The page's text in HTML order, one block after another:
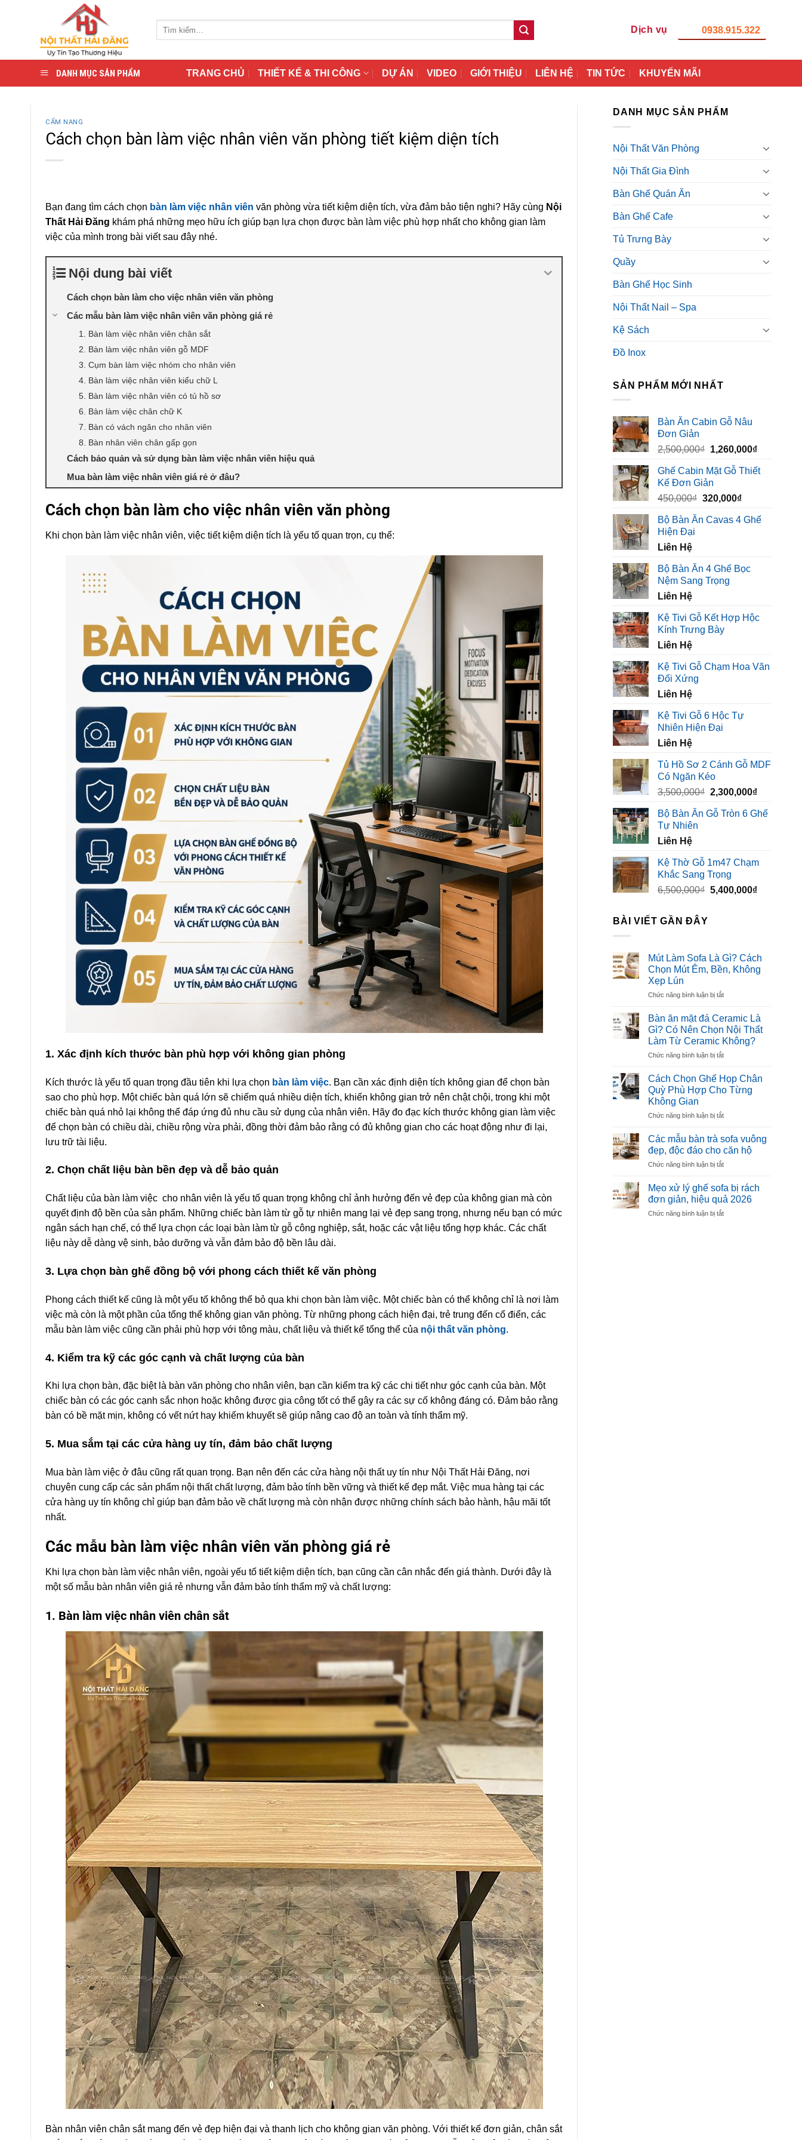
Dịch vụ 0938.915.322
DANH MỤC SẢN PHẨM TRANG CHỦ THIẾT KẾ & THI CÔNG DỰ ÁN VIDEO GIỚI THIỆU LIÊN HỆ TIN TỨC KHUYẾN MÃI
CẨM NANG
Cách chọn bàn làm việc nhân viên văn phòng tiết kiệm diện tích
Bạn đang tìm cách chọn bàn làm việc nhân viên văn phòng vừa tiết kiệm diện tích, vừa đảm bảo tiện nghi? Hãy cùng Nội
Thất Hải Đăng khám phá những mẹo hữu ích giúp bạn lựa chọn được bàn làm việc phù hợp nhất cho không gian làm
việc của mình trong bài viết sau đây nhé.
Nội dung bài viết
Cách chọn bàn làm cho việc nhân viên văn phòng
Các mẫu bàn làm việc nhân viên văn phòng giá rẻ
1. Bàn làm việc nhân viên chân sắt
2. Bàn làm việc nhân viên gỗ MDF
3. Cụm bàn làm việc nhóm cho nhân viên
4. Bàn làm việc nhân viên kiểu chữ L
5. Bàn làm việc nhân viên có tủ hồ sơ
6. Bàn làm việc chân chữ K
7. Bàn có vách ngăn cho nhân viên
8. Bàn nhân viên chân gấp gọn
Cách bảo quản và sử dụng bàn làm việc nhân viên hiệu quả
Mua bàn làm việc nhân viên giá rẻ ở đâu?
Cách chọn bàn làm cho việc nhân viên văn phòng
Khi chọn bàn làm việc nhân viên, việc tiết kiệm diện tích là yếu tố quan trọn, cụ thể:
1. Xác định kích thước bàn phù hợp với không gian phòng
Kích thước là yếu tố quan trọng đầu tiên khi lựa chọn bàn làm việc. Bạn cần xác định diện tích không gian để chọn bàn
sao cho phù hợp. Một chiếc bàn quá lớn sẽ chiếm quá nhiều diện tích, khiến không gian trở nên chật chội, trong khi một
chiếc bàn quá nhỏ lại không thể đáp ứng đủ nhu cầu sử dụng của nhân viên. Hãy đo đạc kích thước không gian làm việc
để chọn bàn có chiều dài, chiều rộng vừa phải, đồng thời đảm bảo rằng có đủ không gian cho các hoạt động như đi lại,
lưu trữ tài liệu.
2. Chọn chất liệu bàn bền đẹp và dễ bảo quản
Chất liệu của bàn làm việc cho nhân viên là yếu tố quan trọng không chỉ ảnh hưởng đến vẻ đẹp của không gian mà còn
quyết định độ bền của sản phẩm. Những chiếc bàn làm từ gỗ tự nhiên mang lại vẻ đẹp sang trọng, nhưng nếu bạn có mức
ngân sách hạn chế, có thể lựa chọn các loại bàn làm từ gỗ công nghiệp, sắt, hoặc các vật liệu tổng hợp khác. Các chất
liệu này dễ dàng vệ sinh, bảo dưỡng và vẫn đảm bảo độ bền lâu dài.
3. Lựa chọn bàn ghế đồng bộ với phong cách thiết kế văn phòng
Phong cách thiết kế cũng là một yếu tố không thể bỏ qua khi chọn bàn làm việc. Một chiếc bàn có thể không chỉ là nơi làm
việc mà còn là một phần của tổng thể không gian văn phòng. Từ những phong cách hiện đại, trẻ trung đến cổ điển, các
mẫu bàn làm việc cũng cần phải phù hợp với tông màu, chất liệu và thiết kế tổng thể của nội thất văn phòng.
4. Kiểm tra kỹ các góc cạnh và chất lượng của bàn
Khi lựa chọn bàn, đặc biệt là bàn văn phòng cho nhân viên, bạn cần kiểm tra kỹ các chi tiết như góc cạnh của bàn. Một
chiếc bàn có các góc cạnh sắc nhọn hoặc không được gia công tốt có thể gây ra các sự cố không đáng có. Đảm bảo rằng
bàn có bề mặt mịn, không có vết nứt hay khiếm khuyết sẽ giúp nâng cao độ an toàn và tính thẩm mỹ.
5. Mua sắm tại các cửa hàng uy tín, đảm bảo chất lượng
Mua bàn làm việc ở đâu cũng rất quan trọng. Bạn nên đến các cửa hàng nội thất uy tín như Nội Thất Hải Đăng, nơi
chuyên cung cấp các sản phẩm nội thất chất lượng, đảm bảo tính bền vững và thiết kế đẹp mắt. Việc mua hàng tại các
cửa hàng uy tín không chỉ giúp bạn đảm bảo về chất lượng mà còn nhận được những chính sách bảo hành, hậu mãi tốt
nhất.
Các mẫu bàn làm việc nhân viên văn phòng giá rẻ
Khi lựa chọn bàn làm việc nhân viên, ngoài yếu tố tiết kiệm diện tích, bạn cũng cần cân nhắc đến giá thành. Dưới đây là
một số mẫu bàn nhân viên giá rẻ nhưng vẫn đảm bảo tính thẩm mỹ và chất lượng:
1. Bàn làm việc nhân viên chân sắt
Bàn nhân viên chân sắt mang đến vẻ đẹp hiện đại và thanh lịch cho không gian văn phòng. Với thiết kế đơn giản, chân sắt
DANH MỤC SẢN PHẨM
Nội Thất Văn Phòng
Nội Thất Gia Đình
Bàn Ghế Quán Ăn
Bàn Ghế Cafe
Tủ Trưng Bày
Quầy
Bàn Ghế Học Sinh
Nội Thất Nail – Spa
Kệ Sách
Đồ Inox
SẢN PHẨM MỚI NHẤT
Bàn Ăn Cabin Gỗ Nâu
Đơn Giản
2,500,000₫ Giá
là:
2,500,000₫.
1,260,000₫Giá
tại
Ghế Cabin Mặt Gỗ Thiết
Kế Đơn Giản
450,000₫ Giá
là:
320,000₫Giá
tại
Bộ Bàn Ăn Cavas 4 Ghế
Hiện Đại
Liên Hệ
Bộ Bàn Ăn 4 Ghế Bọc
Nệm Sang Trọng
Liên Hệ
Kệ Tivi Gỗ Kết Hợp Hộc
Kính Trưng Bày
Liên Hệ
Kệ Tivi Gỗ Chạm Hoa Văn
Đối Xứng
Liên Hệ
Kệ Tivi Gỗ 6 Hộc Tự
Nhiên Hiện Đại
Liên Hệ
Tủ Hồ Sơ 2 Cánh Gỗ MDF
Có Ngăn Kéo
3,500,000₫ Giá
là:
2,300,000₫Giá
tại
Bộ Bàn Ăn Gỗ Tròn 6 Ghế
Tự Nhiên
Liên Hệ
Kệ Thờ Gỗ 1m47 Chạm
Khắc Sang Trọng
6,500,000₫ Giá
5,400,000₫Giá
BÀI VIẾT GẦN ĐÂY
Mút Làm Sofa Là Gì? Cách
Chọn Mút Êm, Bền, Không
Xẹp Lún
Chức năng bình luận bị tắtở
Sofa
Là
Gì?
Cách
Mút
Êm,
Bền,
Xẹp
Bàn ăn mặt đá Ceramic Là
Gì? Có Nên Chọn Nội Thất
Làm Từ Ceramic Không?
Chức năng bình luận bị tắtở
ăn
mặt
đá
Là
Có
Nên
Chọn
Nội
Làm
Từ
Không?
Cách Chọn Ghế Họp Chân
Quỳ Phù Hợp Cho Từng
Không Gian
Chức năng bình luận bị tắtở
Chọn
Ghế
Họp
Chân
Phù
Hợp
Từng
Các mẫu bàn trà sofa vuông
đẹp, độc đáo cho căn hộ
Chức năng bình luận bị tắtở
mẫu
bàn
trà
sofa
Mẹo xử lý ghế sofa bị rách
đơn giản, hiệu quả 2026
Chức năng bình luận bị tắtở